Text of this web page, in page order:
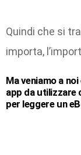
Quindi che si
importa,
Ma veniamo a
app da utilizzare
per leggere un